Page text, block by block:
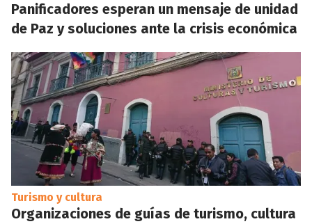
Panificadores esperan un mensaje de unidad
de Paz y soluciones ante la crisis económica
Turismo y cultura
Organizaciones de guías de turismo, cultura